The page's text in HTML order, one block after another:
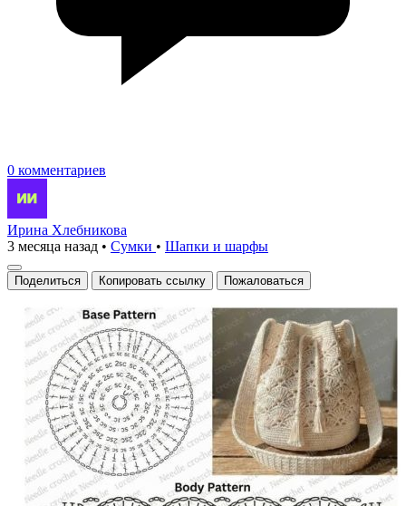
0 комментариев
Ирина Хлебникова
3 месяца назад • Сумки • Шапки и шарфы
Поделиться Копировать ссылку Пожаловаться